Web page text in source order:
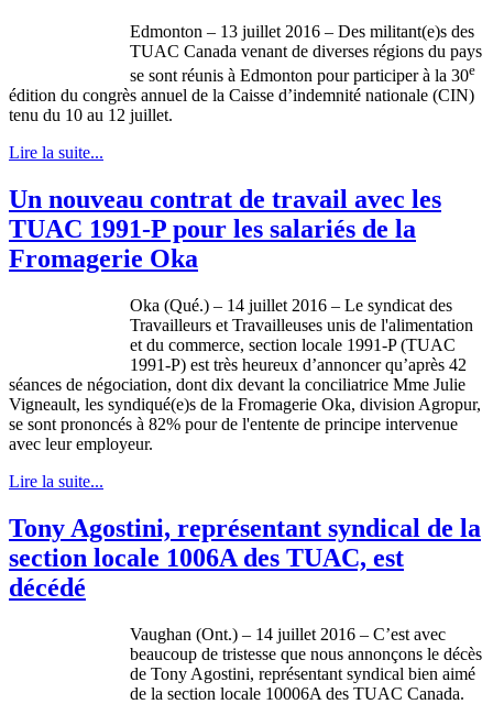
Edmonton – 13 juillet 2016 – Des militant(e)s des
TUAC Canada venant de diverses régions du pays
se sont réunis à Edmonton pour participer à la 30e
édition du congrès annuel de la Caisse d’indemnité nationale (CIN)
tenu du 10 au 12 juillet.
Lire la suite...
Un nouveau contrat de travail avec les
TUAC 1991-P pour les salariés de la
Fromagerie Oka
Oka (Qué.) – 14 juillet 2016 – Le syndicat des
Travailleurs et Travailleuses unis de l'alimentation
et du commerce, section locale 1991-P (TUAC
1991-P) est très heureux d’annoncer qu’après 42
séances de négociation, dont dix devant la conciliatrice Mme Julie
Vigneault, les syndiqué(e)s de la Fromagerie Oka, division Agropur,
se sont prononcés à 82% pour de l'entente de principe intervenue
avec leur employeur.
Lire la suite...
Tony Agostini, représentant syndical de la
section locale 1006A des TUAC, est
décédé
Vaughan (Ont.) – 14 juillet 2016 – C’est avec
beaucoup de tristesse que nous annonçons le décès
de Tony Agostini, représentant syndical bien aimé
de la section locale 10006A des TUAC Canada.